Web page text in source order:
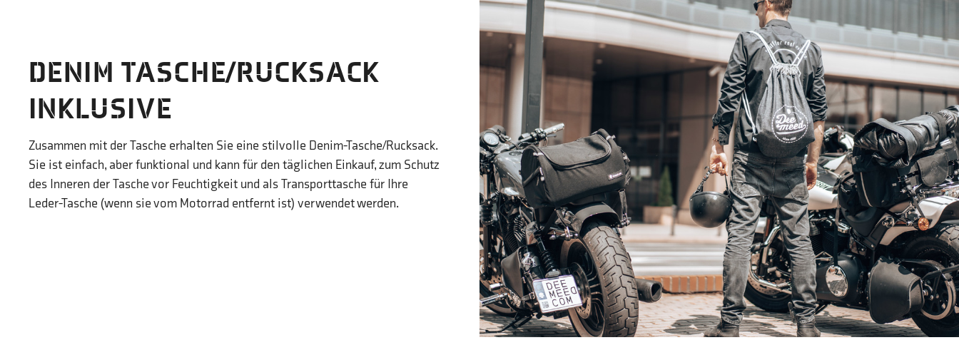
DENIM TASCHE/RUCKSACK
INKLUSIVE
Zusammen mit der Tasche erhalten Sie eine stilvolle Denim-Tasche/Rucksack.
Sie ist einfach, aber funktional und kann für den täglichen Einkauf, zum Schutz
des Inneren der Tasche vor Feuchtigkeit und als Transporttasche für Ihre
Leder-Tasche (wenn sie vom Motorrad entfernt ist) verwendet werden.